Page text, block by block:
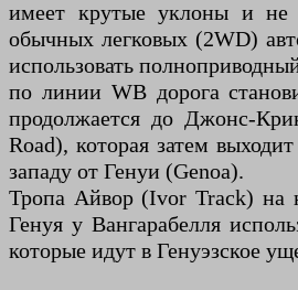
имеет крутые уклоны и не
обычных легковых (2WD)
использовать
по линии WB дорога
продолжается до Джонс-
Road), которая затем
западу от Генуи (Genoa).
Тропа Айвор (Ivor Track) на
Генуя у Вангарабелля
которые идут в Генуэзское